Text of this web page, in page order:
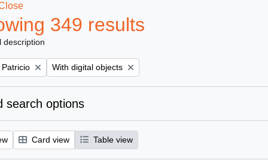
349 results
description
Patricio Remove filter:
With digital objects
search options
Card view Table view